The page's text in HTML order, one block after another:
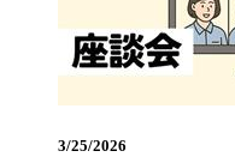
3/25/2026